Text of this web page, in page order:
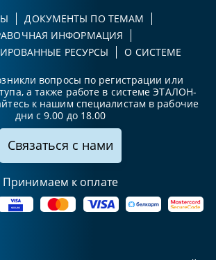
ДОКУМЕНТЫ ПО ТЕМАМ
ИНФОРМАЦИЯ
РЕСУРСЫ
О СИСТЕМЕ
вопросы по регистрации или
а также работе в системе ЭТАЛОН-
к нашим специалистам в рабочие
дни с 9.00 до 18.00
Связаться с нами
Принимаем к оплате